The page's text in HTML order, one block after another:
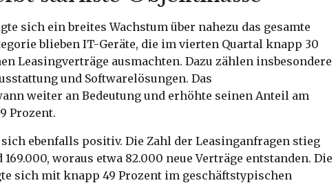
sich ein breites Wachstum über nahezu das gesamte
blieben IT-Geräte, die im vierten Quartal knapp 30
Leasingverträge ausmachten. Dazu zählen insbesondere
und Softwarelösungen. Das
weiter an Bedeutung und erhöhte seinen Anteil am
Prozent.
ebenfalls positiv. Die Zahl der Leasinganfragen stieg
woraus etwa 82.000 neue Verträge entstanden. Die
sich mit knapp 49 Prozent im geschäftstypischen